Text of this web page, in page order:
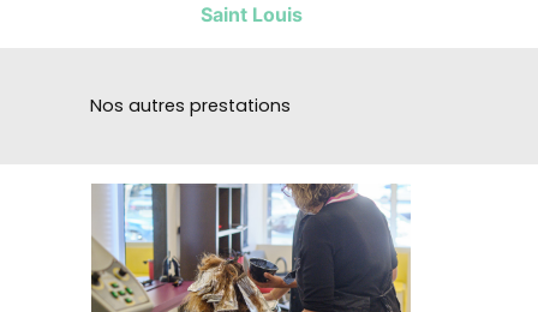
Saint Louis
Nos autres prestations